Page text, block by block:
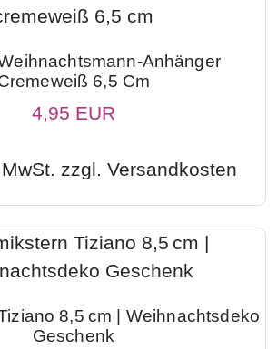
Anhänger
6,5 Cm
4,95 EUR
zzgl. Versandkosten
8,5 Cm | Weihnachtsdeko
Geschenk